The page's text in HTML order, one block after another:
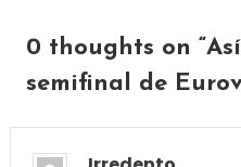
0 thoughts on “
semifinal de